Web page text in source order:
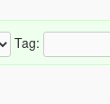
Tag: